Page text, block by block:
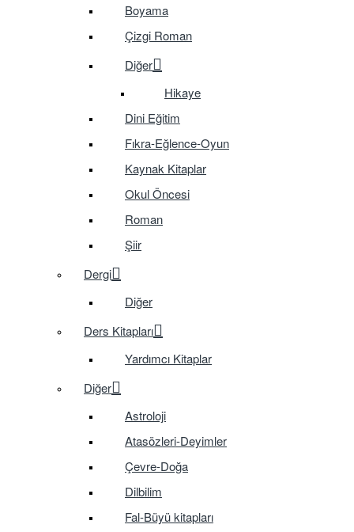
Boyama
Çizgi Roman
Diğer
Hikaye
Dini Eğitim
Fıkra-Eğlence-Oyun
Kaynak Kitaplar
Okul Öncesi
Roman
Şiir
Dergi
Diğer
Ders Kitapları
Yardımcı Kitaplar
Diğer
Astroloji
Atasözleri-Deyimler
Çevre-Doğa
Dilbilim
Fal-Büyü kitapları